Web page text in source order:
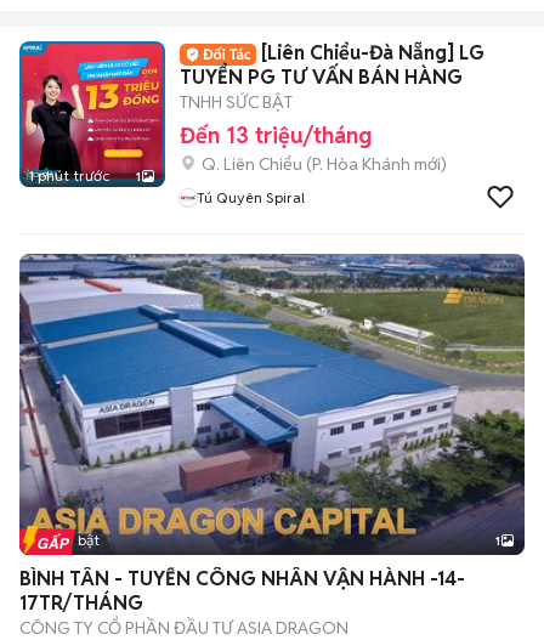
1 phút trước 1
[Liên Chiểu-Đà Nẵng] LG
TUYỂN PG TƯ VẤN BÁN HÀNG
TNHH SỨC BẬT
Đến 13 triệu/tháng
Q. Liên Chiểu (P. Hòa Khánh mới)
Tú Quyên Spiral
Tin nổi bật 1
BÌNH TÂN - TUYỂN CÔNG NHÂN VẬN HÀNH -14-
17TR/THÁNG
CÔNG TY CỔ PHẦN ĐẦU TƯ ASIA DRAGON